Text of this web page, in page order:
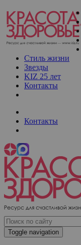
Стиль жизни
Звезды
KIZ 25 лет
Контакты
Контакты
Toggle navigation